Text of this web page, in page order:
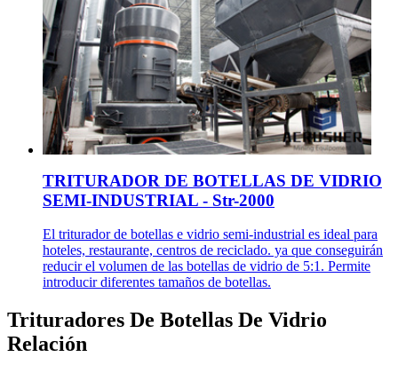
TRITURADOR DE BOTELLAS DE VIDRIO
SEMI-INDUSTRIAL - Str-2000
El triturador de botellas e vidrio semi-industrial es ideal para
hoteles, restaurante, centros de reciclado. ya que conseguirán
reducir el volumen de las botellas de vidrio de 5:1. Permite
introducir diferentes tamaños de botellas.
Trituradores De Botellas De Vidrio
Relación